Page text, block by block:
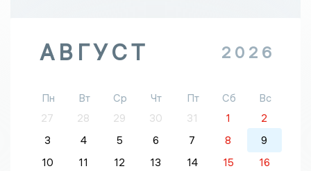
АВГУСТ 2026
Пн Вт Ср Чт Пт Сб
Вс
27
28 29 30 31 1
2
3
4 5 6 7 8
9
10
11 12 13 14 15
16